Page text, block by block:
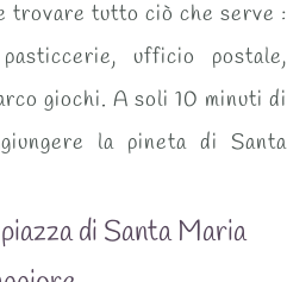
trovare tutto ciò che serve :
ufficio postale,
giochi. A soli 10 minuti di
la pineta di Santa
di Santa Maria